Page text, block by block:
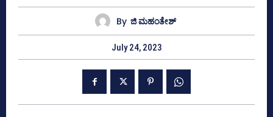
By ಜಿ ಮಹಂತೇಶ್
July 24, 2023